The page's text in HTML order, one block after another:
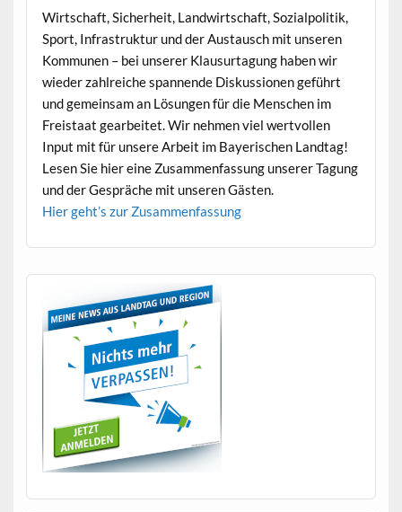
Wirtschaft, Sicher­heit, Land­wirtschaft, Sozialpoli­tik,
Sport, Infra­struk­tur und der Aus­tausch mit unseren
Kom­munen – bei unser­er Klausurta­gung haben wir
wieder zahlre­iche span­nende Diskus­sio­nen geführt
und gemein­sam an Lösun­gen für die Men­schen im
Freis­taat gear­beit­et. Wir nehmen viel wertvollen
Input mit für unsere Arbeit im Bay­erischen Land­tag!
Lesen Sie hier eine Zusam­men­fas­sung unser­er Tagung
und der Gespräche mit unseren Gästen.
Hier geht’s zur Zusammenfassung